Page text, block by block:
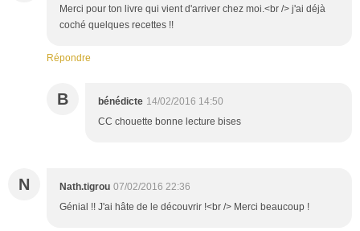
Merci pour ton livre qui vient d'arriver chez moi.<br /> j'ai déjà
coché quelques recettes !!
Répondre
B bénédicte 14/02/2016 14:50
CC chouette bonne lecture bises
N Nath.tigrou 07/02/2016 22:36
Génial !! J'ai hâte de le découvrir !<br /> Merci beaucoup !